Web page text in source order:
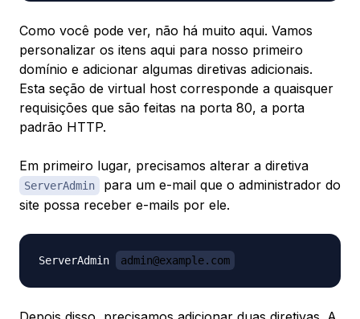
Como você pode ver, não há muito aqui. Vamos
personalizar os itens aqui para nosso primeiro
domínio e adicionar algumas diretivas adicionais.
Esta seção de virtual host corresponde a quaisquer
requisições que são feitas na porta 80, a porta
padrão HTTP.
Em primeiro lugar, precisamos alterar a diretiva
ServerAdmin
para um e-mail que o administrador do
site possa receber e-mails por ele.
ServerAdmin admin@example.com